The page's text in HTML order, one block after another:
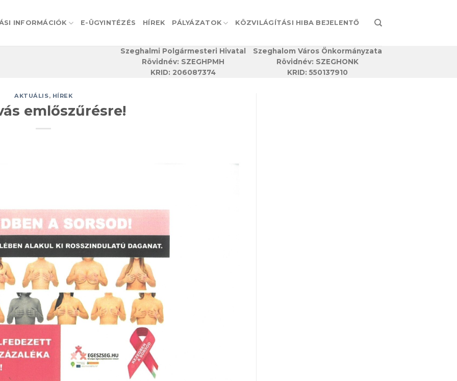
INFORMÁCIÓK E-ÜGYINTÉZÉS HÍREK PÁLYÁZATOK KÖZVILÁGÍTÁSI HIBA BEJELENTŐ
Szeghalmi Polgármesteri Hivatal
Rövidnév: SZEGHPMH
KRID: 206087374
Szeghalom Város Önkormányzata
Rövidnév: SZEGHONK
KRID: 550137910
AKTUÁLIS, HÍREK
emlőszűrésre!